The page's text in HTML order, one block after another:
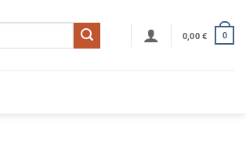
0,00€ 0